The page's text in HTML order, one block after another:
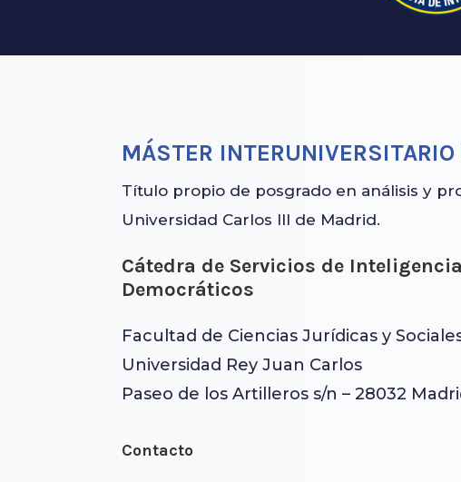
MÁSTER
Título propio de posgrado en análisis y
Universidad Carlos III de Madrid.
Cátedra de Servicios de
Democráticos
Facultad de Ciencias Jurídicas y
Universidad Rey Juan Carlos
Paseo de los Artilleros s/n – 28032
Contacto